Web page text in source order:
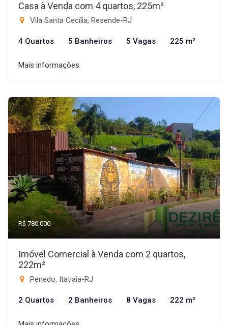
Casa à Venda com 4 quartos, 225m²
Vila Santa Cecília, Resende-RJ
4 Quartos 5 Banheiros 5 Vagas 225 m²
Mais informações
R$ 780.000
Imóvel Comercial à Venda com 2 quartos,
222m²
Penedo, Itatiaia-RJ
2 Quartos 2 Banheiros 8 Vagas 222 m²